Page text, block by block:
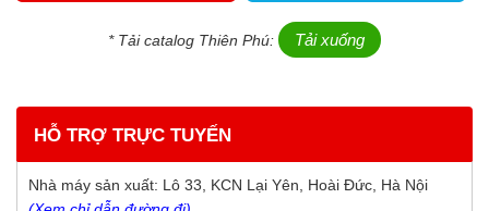
* Tải catalog Thiên Phú: Tải xuống
HỖ TRỢ TRỰC TUYẾN
Nhà máy sản xuất: Lô 33, KCN Lại Yên, Hoài Đức, Hà Nội